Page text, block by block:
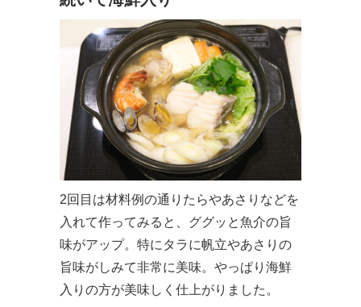
2回目は材料例の通りたらやあさりなどを
入れて作ってみると、ググッと魚介の旨
味がアップ。特にタラに帆立やあさりの
旨味がしみて非常に美味。やっぱり海鮮
入りの方が美味しく仕上がりました。